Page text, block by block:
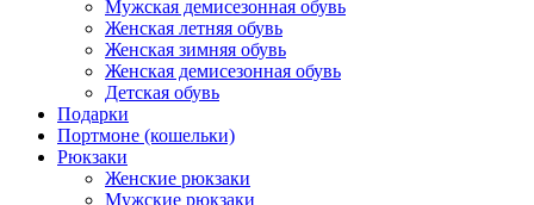
Мужская демисезонная обувь
Женская летняя обувь
Женская зимняя обувь
Женская демисезонная обувь
Детская обувь
Подарки
Портмоне (кошельки)
Рюкзаки
Женские рюкзаки
Мужские рюкзаки